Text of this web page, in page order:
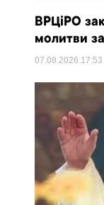
ВРЦіРО
молитви
07.08.2026 17:53